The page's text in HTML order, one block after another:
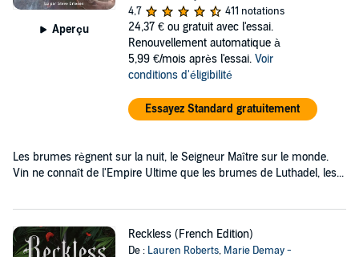
Aperçu
4,7
411 notations
24,37 € ou gratuit avec l'essai.
Renouvellement automatique à
5,99 €/mois après l'essai. Voir
conditions d'éligibilité
Essayez Standard gratuitement
Les brumes règnent sur la nuit, le Seigneur Maître sur le monde.
Vin ne connaît de l'Empire Ultime que les brumes de Luthadel, les...
Reckless (French Edition)
De : Lauren Roberts, Marie Demay -